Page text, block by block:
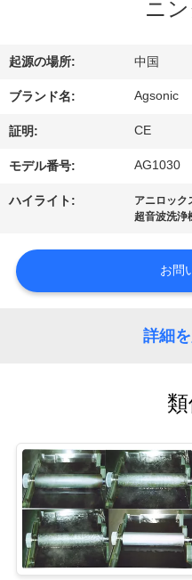
ー
私
達
に
い
て
行
質
ニ
起源の場所: 中国
ブランド名: Agsonic
証明: CE
モデル番号: AG1030
ハイライト: アニロック
超音波洗浄
お問
詳細